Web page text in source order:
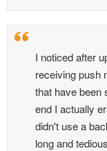
I noticed after
receiving push
that have been
end I actually
didn't use a
long and